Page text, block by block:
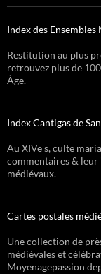
Index des Ensembles
Restitution au plus
retrouvez plus de
Âge.
Index Cantigas de
Au XIVe s, culte
commentaires &
médiévaux.
Cartes postales
Une collection de
médiévales et
Moyenagepassion